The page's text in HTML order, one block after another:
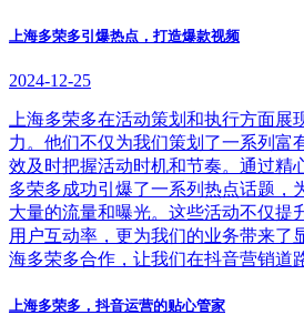
上海多荣多引爆热点，打造爆款视频
2024-12-25
上海多荣多在活动策划和执行方面展
力。他们不仅为我们策划了一系列富
效及时把握活动时机和节奏。通过精
多荣多成功引爆了一系列热点话题，
大量的流量和曝光。这些活动不仅提
用户互动率，更为我们的业务带来了
海多荣多合作，让我们在抖音营销道
上海多荣多，抖音运营的贴心管家